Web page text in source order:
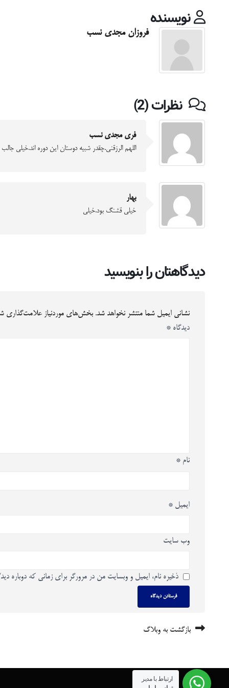
نویسنده
فروزان مجدی نسب
نظرات (2)
فری مجدی نسب
اللهم الرزقنی.چقدر شبیه دوستان این دوره اند.خیلی جالب
بهار
خیلی قشنگ بود.خیلی
دیدگاهتان را بنویسید
نشانی ایمیل شما منتشر نخواهد شد. بخش‌های موردنیاز علامت‌گذاری
دیدگاه *
نام *
ایمیل *
وب‌ سایت
ذخیره نام، ایمیل و وبسایت من در مرورگر برای زمانی که دوباره
بازگشت به وبلاگ
ارتباط با مدیر